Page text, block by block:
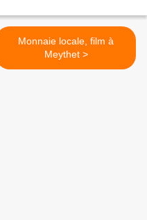
Monnaie locale, film à
Meythet >